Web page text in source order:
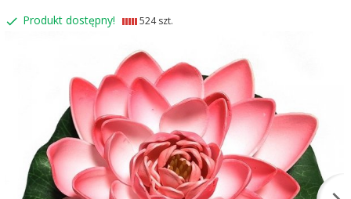
Produkt dostępny!
524 szt.